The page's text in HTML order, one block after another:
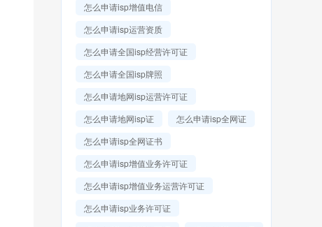
怎么申请isp增值电信
怎么申请isp运营资质
怎么申请全国isp经营许可证
怎么申请全国isp牌照
怎么申请地网isp运营许可证
怎么申请地网isp证
怎么申请isp全网证
怎么申请isp全网证书
怎么申请isp增值业务许可证
怎么申请isp增值业务运营许可证
怎么申请isp业务许可证